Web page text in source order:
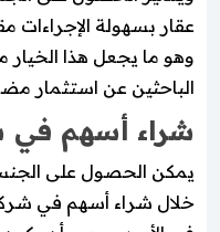
عقار بسهولة الإجراءات
وهو ما يجعل هذا
الباحثين عن استثمار
شراء أسهم في
يمكن الحصول على
خلال شراء أسهم في